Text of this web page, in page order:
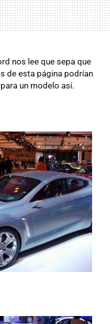
nos lee que sepa que
de esta página podrían
un modelo así.